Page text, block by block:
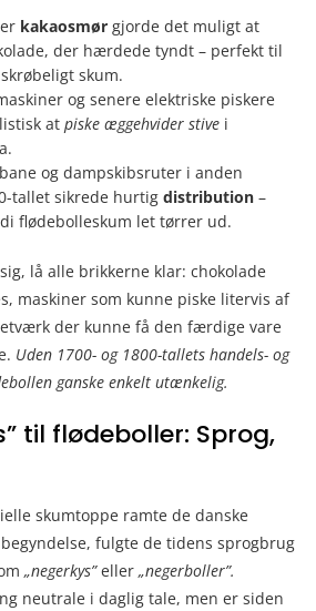
kakaosmør gjorde det muligt at
der hærdede tyndt – perfekt til
skum.
og senere elektriske piskere
atpiske æggehvider stive i
og damp­skibs­ruter i anden
tallet sikrede hurtigdistribution –
flødebolleskum let tørrer ud.
lå alle brikkerne klar: chokolade
maskiner som kunne piske litervis af
der kunne få den færdige vare
Uden 1700- og 1800-tallets handels- og
ganske enkelt utænkelig.
til flødeboller: Sprog,
skumtoppe ramte de danske
fulgte de tidens sprogbrug
„negerkys”eller „negerboller”.
neutrale i daglig tale, men er siden